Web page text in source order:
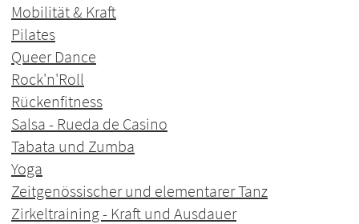
Mobilität & Kraft
Pilates
Queer Dance
Rock'n'Roll
Rückenfitness
Salsa - Rueda de Casino
Tabata und Zumba
Yoga
Zeitgenössischer und elementarer Tanz
Zirkeltraining - Kraft und Ausdauer